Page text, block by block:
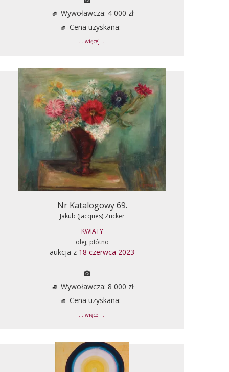
Wywoławcza: 4 000 zł
Cena uzyskana: -
... więcej ...
Nr Katalogowy 69.
Jakub (Jacques) Zucker
KWIATY
olej, płótno
aukcja z 18 czerwca 2023
Wywoławcza: 8 000 zł
Cena uzyskana: -
... więcej ...